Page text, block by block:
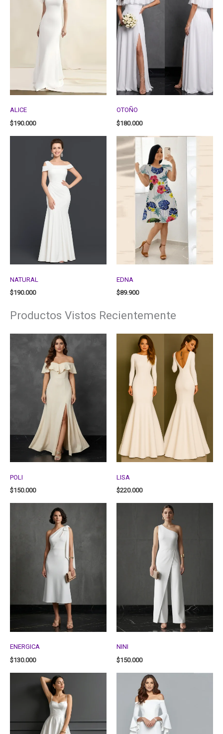
ALICE
$190.000
OTOÑO
$180.000
NATURAL
$190.000
EDNA
$89.900
Productos Vistos Recientemente
POLI
$150.000
LISA
$220.000
ENERGICA
$130.000
NINI
$150.000